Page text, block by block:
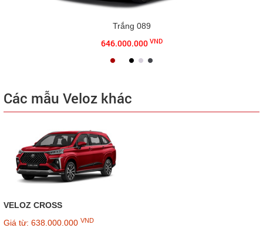
Trắng 089
646.000.000 VND
Các mẫu Veloz khác
VELOZ CROSS
Giá từ: 638.000.000 VND